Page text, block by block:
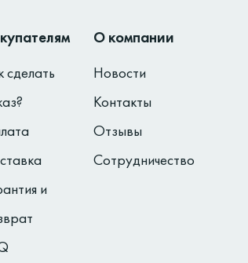
сделать
и
О компании
Новости
Контакты
Отзывы
Сотрудничество